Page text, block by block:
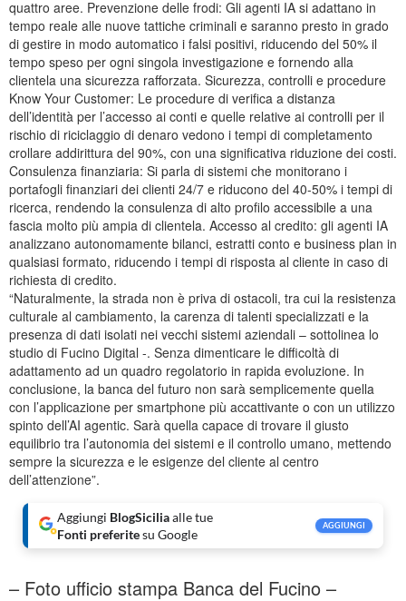
quattro aree. Prevenzione delle frodi: Gli agenti IA si adattano in
tempo reale alle nuove tattiche criminali e saranno presto in grado
di gestire in modo automatico i falsi positivi, riducendo del 50% il
tempo speso per ogni singola investigazione e fornendo alla
clientela una sicurezza rafforzata. Sicurezza, controlli e procedure
Know Your Customer: Le procedure di verifica a distanza
dell’identità per l’accesso ai conti e quelle relative ai controlli per il
rischio di riciclaggio di denaro vedono i tempi di completamento
crollare addirittura del 90%, con una significativa riduzione dei costi.
Consulenza finanziaria: Si parla di sistemi che monitorano i
portafogli finanziari dei clienti 24/7 e riducono del 40-50% i tempi di
ricerca, rendendo la consulenza di alto profilo accessibile a una
fascia molto più ampia di clientela. Accesso al credito: gli agenti IA
analizzano autonomamente bilanci, estratti conto e business plan in
qualsiasi formato, riducendo i tempi di risposta al cliente in caso di
richiesta di credito.
“Naturalmente, la strada non è priva di ostacoli, tra cui la resistenza
culturale al cambiamento, la carenza di talenti specializzati e la
presenza di dati isolati nei vecchi sistemi aziendali – sottolinea lo
studio di Fucino Digital -. Senza dimenticare le difficoltà di
adattamento ad un quadro regolatorio in rapida evoluzione. In
conclusione, la banca del futuro non sarà semplicemente quella
con l’applicazione per smartphone più accattivante o con un utilizzo
spinto dell’AI agentic. Sarà quella capace di trovare il giusto
equilibrio tra l’autonomia dei sistemi e il controllo umano, mettendo
sempre la sicurezza e le esigenze del cliente al centro
dell’attenzione”.
Aggiungi BlogSiciliaalle tue
Fonti preferitesu Google
AGGIUNGI
– Foto ufficio stampa Banca del Fucino –